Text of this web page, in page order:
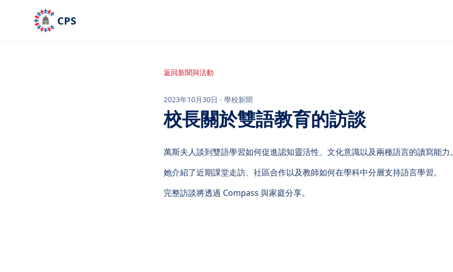
CPS
返回新聞與活動
2023年10月30日 · 學校新聞
校長關於雙語教育的訪談
萬斯夫人談到雙語學習如何促進認知靈活性、文化意識以及兩種語言的讀寫能力。
她介紹了近期課堂走訪、社區合作以及教師如何在學科中分層支持語言學習。
完整訪談將透過 Compass 與家庭分享。